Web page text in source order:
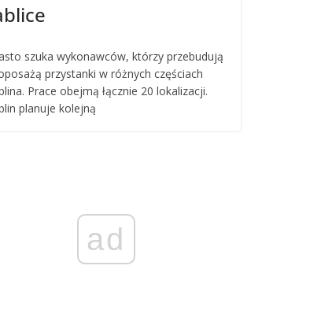
szuka wykonawców, którzy przebudują
przystanki w różnych częściach
Prace obejmą łącznie 20 lokalizacji.
planuje kolejną
ad